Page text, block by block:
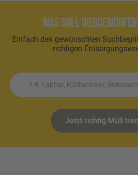
Was soll
Einfach den gewünschten
richtigen
Jetzt richtig Müll